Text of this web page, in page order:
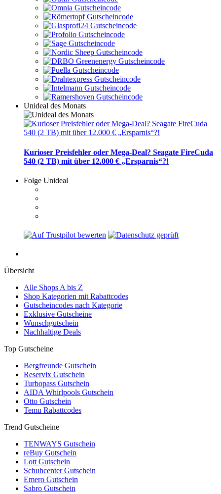
Unideal des Monats
Kurioser Preisfehler oder Mega-Deal? Seagate FireCuda
540 (2 TB) mit über 12.000 € „Ersparnis“?!
Folge Unideal
Übersicht
Alle Shops A bis Z
Shop Kategorien mit Rabattcodes
Gutscheincodes nach Kategorie
Exklusive Gutscheine
Wunschgutschein
Nachhaltige Deals
Top Gutscheine
Bergfreunde Gutschein
Reservix Gutschein
Turbopass Gutschein
AIDA Whirlpools Gutschein
Otto Gutschein
Temu Rabattcodes
Trend Gutscheine
TENWAYS Gutschein
reBuy Gutschein
Lott Gutschein
Schuhcenter Gutschein
Emero Gutschein
Sabro Gutschein